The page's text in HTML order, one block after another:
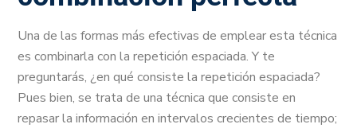
Una de las formas más efectivas de emplear esta técnica
es combinarla con la repetición espaciada. Y te
preguntarás, ¿en qué consiste la repetición espaciada?
Pues bien, se trata de una técnica que consiste en
repasar la información en intervalos crecientes de tiempo;